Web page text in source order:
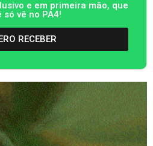
e em primeira mão, que
só vê no PA4!
RECEBER